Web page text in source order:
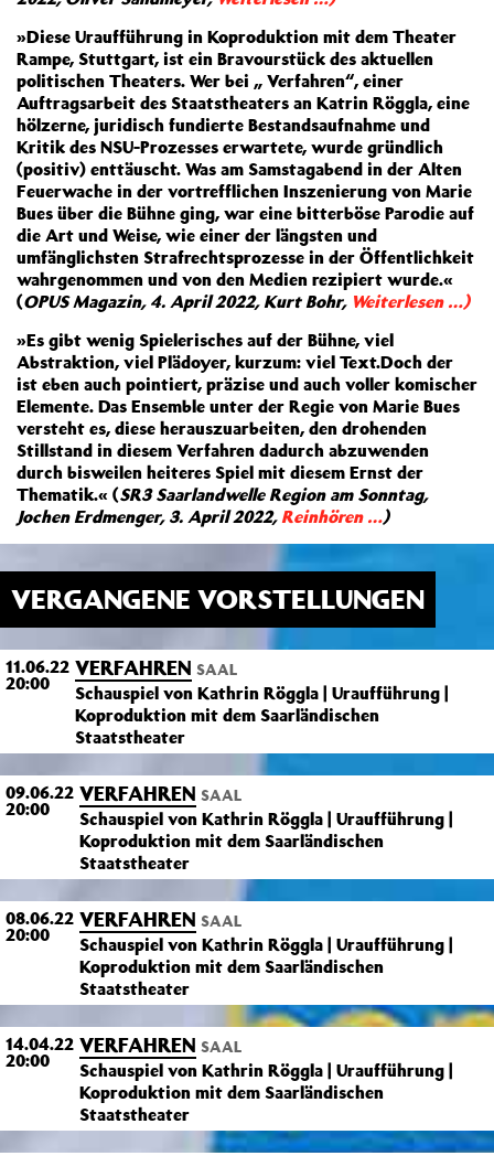
»Diese Uraufführung in Koproduktion mit dem Theater
Rampe, Stuttgart, ist ein Bravourstück des aktuellen
politischen Theaters. Wer bei „ Verfahren“, einer
Auftragsarbeit des Staatstheaters an Katrin Röggla, eine
hölzerne, juridisch fundierte Bestandsaufnahme und
Kritik des NSU-Prozesses erwartete, wurde gründlich
(positiv) enttäuscht. Was am Samstagabend in der Alten
Feuerwache in der vortrefflichen Inszenierung von Marie
Bues über die Bühne ging, war eine bitterböse Parodie auf
die Art und Weise, wie einer der längsten und
umfänglichsten Strafrechtsprozesse in der Öffentlichkeit
wahrgenommen und von den Medien rezipiert wurde.«
(OPUS Magazin, 4. April 2022, Kurt Bohr, Weiterlesen …)
»Es gibt wenig Spielerisches auf der Bühne, viel
Abstraktion, viel Plädoyer, kurzum: viel Text.Doch der
ist eben auch pointiert, präzise und auch voller komischer
Elemente. Das Ensemble unter der Regie von Marie Bues
versteht es, diese herauszuarbeiten, den drohenden
Stillstand in diesem Verfahren dadurch abzuwenden
durch bisweilen heiteres Spiel mit diesem Ernst der
Thematik.« (SR3 Saarlandwelle Region am Sonntag,
Jochen Erdmenger, 3. April 2022,Reinhören …)
VERGANGENE VORSTELLUNGEN
11.06.22
20:00
VERFAHREN SAAL
Schauspiel von Kathrin Röggla | Uraufführung |
Koproduktion mit dem Saarländischen
Staatstheater
09.06.22
20:00
VERFAHREN SAAL
Schauspiel von Kathrin Röggla | Uraufführung |
Koproduktion mit dem Saarländischen
Staatstheater
08.06.22
20:00
VERFAHREN SAAL
Schauspiel von Kathrin Röggla | Uraufführung |
Koproduktion mit dem Saarländischen
Staatstheater
14.04.22
20:00
VERFAHREN SAAL
Schauspiel von Kathrin Röggla | Uraufführung |
Koproduktion mit dem Saarländischen
Staatstheater